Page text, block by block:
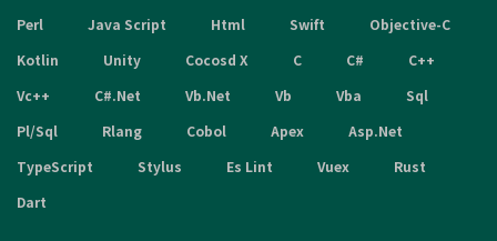
Perl
Java Script Html Swift
Objective-C
Kotlin
Unity Cocosd X C C#
C++
Vc++
C#.Net Vb.Net Vb Vba
Sql
Pl/Sql
Rlang Cobol Apex
Asp.Net
TypeScript
Stylus Es Lint Vuex
Rust
Dart